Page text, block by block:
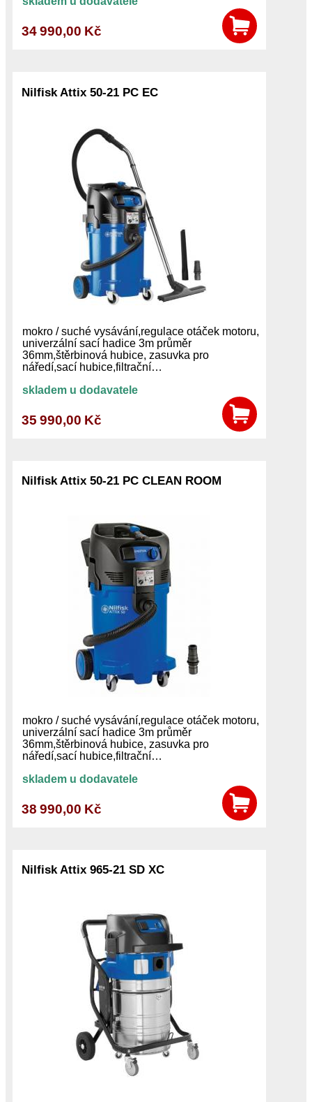
34 990,00 Kč
Nilfisk Attix 50-21 PC EC
mokro / suché vysávání,regulace otáček motoru,
univerzální sací hadice 3m průměr
36mm,štěrbinová hubice, zasuvka pro
náředí,sací hubice,filtrační…
skladem u dodavatele
35 990,00 Kč
Nilfisk Attix 50-21 PC CLEAN ROOM
mokro / suché vysávání,regulace otáček motoru,
univerzální sací hadice 3m průměr
36mm,štěrbinová hubice, zasuvka pro
náředí,sací hubice,filtrační…
skladem u dodavatele
38 990,00 Kč
Nilfisk Attix 965-21 SD XC